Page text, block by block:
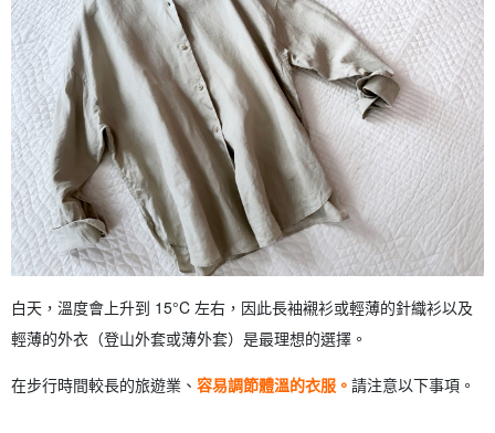
白天，溫度會上升到 15°C 左右，因此長袖襯衫或輕薄的針織衫以及
輕薄的外衣（登山外套或薄外套）是最理想的選擇。
在步行時間較長的旅遊業、 容易調節體溫的衣服。 請注意以下事項。